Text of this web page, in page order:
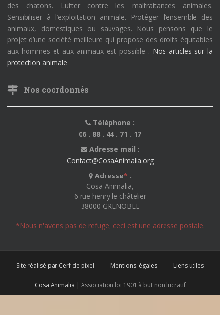
des chatons. Lutter contre les maltraitances animales.
Sensibiliser à l’exploitation animale. Protéger l’ensemble des
animaux, domestiques ou sauvages. Nous pensons que le
projet d’une société meilleure qui propose des droits équitables
aux hommes et aux animaux est possible . Nos articles sur la
protection animale
Nos coordonnés
Téléphone :
06 . 88 . 44 . 71 . 17
Adresse mail :
Contact@CosaAnimalia.org
Adresse* :
Cosa Animalia,
6 rue henry le châtelier
38000 GRENOBLE
*Nous n'avons pas de refuge, ceci est une adresse postale.
Site réalisé par Cerf de pixel Mentions légales Liens utiles
Cosa Animalia | Association loi 1901 à but non lucratif